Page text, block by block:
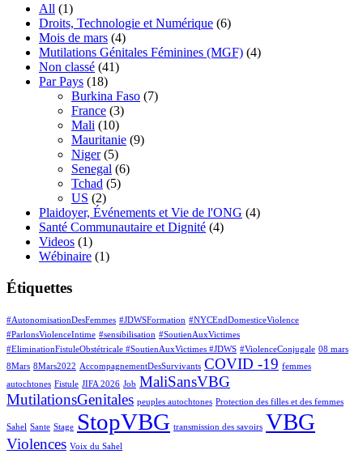
All (1)
Droits, Technologie et Numérique (6)
Mois de mars (4)
Mutilations Génitales Féminines (MGF) (4)
Non classé (41)
Par Pays (18)
Burkina Faso (7)
France (3)
Mali (10)
Mauritanie (9)
Niger (5)
Senegal (6)
Tchad (5)
US (2)
Plaidoyer, Événements et Vie de l'ONG (4)
Santé Communautaire et Dignité (4)
Videos (1)
Wébinaire (1)
Étiquettes
#AutonomisationDesFemmes #JDWSFormation #NYCEndDomesticeViolence
#ParlonsViolenceIntime #sensibilisation #SoutienAuxVictimes
#EliminationFistuleObstétricale #SoutienAuxVictimes #JDWS #ViolenceConjugale 08 mars
8Mars 8Mars2022 AccompagnementDesSurvivants COVID -19 femmes
autochtones Fistule JIFA 2026 Job MaliSansVBG
MutilationsGenitales peuples autochtones Protection des filles et des femmes
Sahel Sante Stage StopVBG transmission des savoirs VBG
Violences Voix du Sahel